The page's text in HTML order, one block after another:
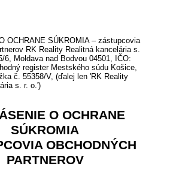
OCHRANE SÚKROMIA – zástupcovia
RK Reality Realitná kancelária s.
6, Moldava nad Bodvou 04501, IČO:
register Mestského súdu Košice,
č. 55358/V, (ďalej len 'RK Reality
s. r. o.')
O OCHRANE
SÚKROMIA
OBCHODNÝCH
PARTNEROV